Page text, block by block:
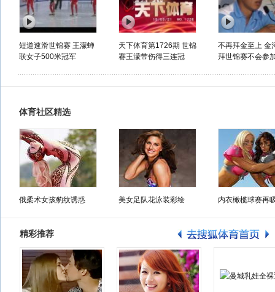
短道速滑世锦赛 王濛蝉
联女子500米冠军
天下体育第1726期 世锦
赛王濛带伤得三连冠
不再拜金至上 金
拜世锦赛不会参
体育社区精选
俄柔术女孩豹纹诱惑 美女足队花泳装彩绘 内衣橄榄球赛再
精彩推荐